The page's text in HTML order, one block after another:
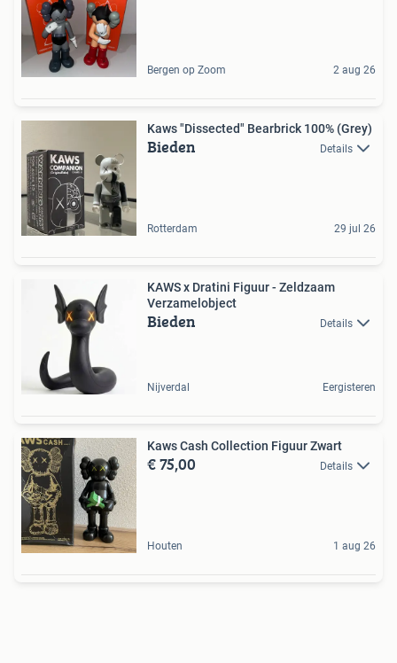
Bergen op Zoom 2 aug 26
Kaws "Dissected" Bearbrick 100% (Grey)
Bieden Details
Rotterdam 29 jul 26
KAWS x Dratini Figuur - Zeldzaam
Verzamelobject
Bieden Details
Nijverdal Eergisteren
Kaws Cash Collection Figuur Zwart
€ 75,00 Details
Houten 1 aug 26